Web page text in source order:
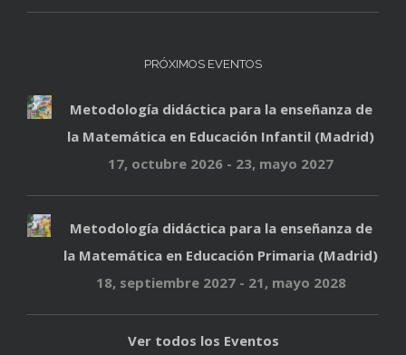
PRÓXIMOS EVENTOS
Metodología didáctica para la enseñanza de
la Matemática en Educación Infantil (Madrid)
17, octubre 2026 - 23, mayo 2027
Metodología didáctica para la enseñanza de
la Matemática en Educación Primaria (Madrid)
18, septiembre 2027- 21, mayo 2028
Ver todos los Eventos